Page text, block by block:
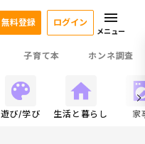
子育て本 ホンネ調査
無料登録 ログイン
メニュー
遊び/学び 生活と暮らし 家